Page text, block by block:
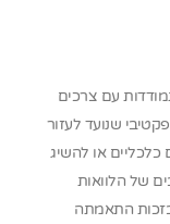
עם צרכים
שנועד לעזור
או להשיג
של הלוואות
התאמתה